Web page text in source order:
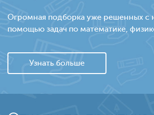
Огромная подборка уже решенных с
помощью задач по математике,
Узнать больше